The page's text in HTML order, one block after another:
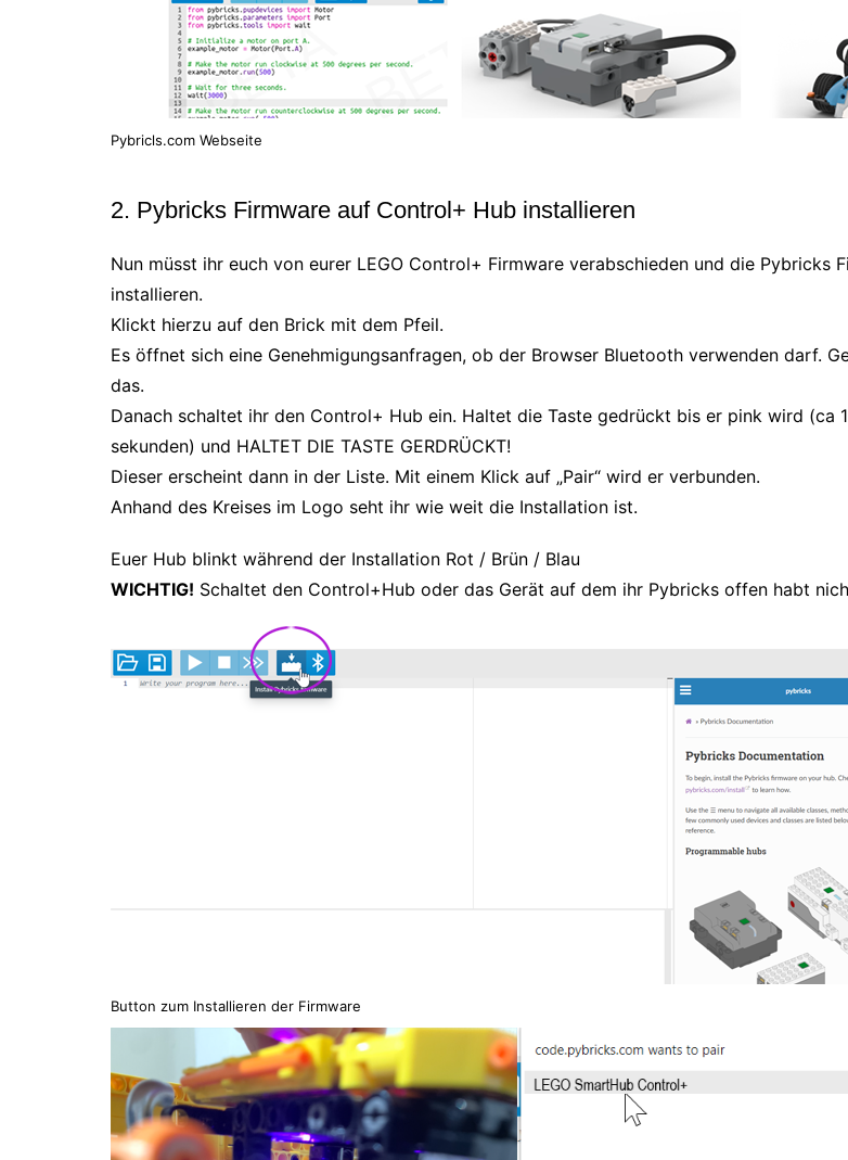
Pybricls.com Webseite
2. Pybricks Firmware auf Control+ Hub installieren
Nun müsst ihr euch von eurer LEGO Control+ Firmware verabschieden und die Pybricks
installieren.
Klickt hierzu auf den Brick mit dem Pfeil.
Es öffnet sich eine Genehmigungsanfragen, ob der Browser Bluetooth verwenden darf.
das.
Danach schaltet ihr den Control+ Hub ein. Haltet die Taste gedrückt bis er pink wird (ca
sekunden) und HALTET DIE TASTE GERDRÜCKT!
Dieser erscheint dann in der Liste. Mit einem Klick auf „Pair“ wird er verbunden.
Anhand des Kreises im Logo seht ihr wie weit die Installation ist.
Euer Hub blinkt während der Installation Rot / Brün / Blau
WICHTIG! Schaltet den Control+Hub oder das Gerät auf dem ihr Pybricks offen habt
Button zum Installieren der Firmware